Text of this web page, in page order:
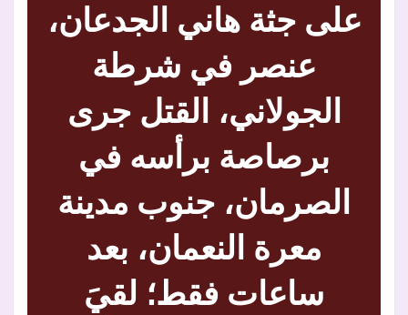
على جثة هاني الجدعان،
عنصر في شرطة
الجولاني، القتل جرى
برصاصة برأسه في
الصرمان، جنوب مدينة
معرة النعمان، بعد
ساعات فقط؛ لقيَ